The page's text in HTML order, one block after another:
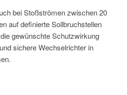
bei Stoßströmen zwischen 20
auf definierte Sollbruchstellen
gewünschte Schutzwirkung
sichere Wechselrichter in